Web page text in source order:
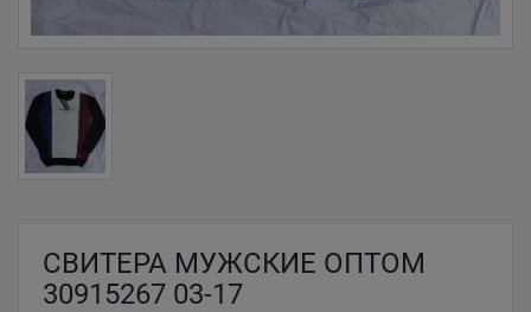
СВИТЕРА МУЖСКИЕ ОПТОМ
30915267 03-17